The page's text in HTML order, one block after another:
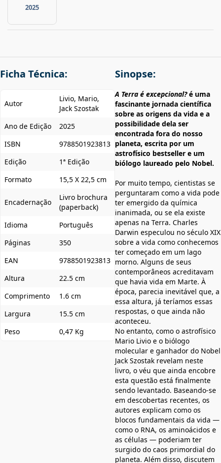
2025
Ficha Técnica:
Autor
Livio, Mario,
Jack Szostak
Ano de Edição
2025
ISBN
9788501923813
Edição
1ª Edição
Formato
15,5 X 22,5 cm
Encadernação
Livro brochura
(paperback)
Idioma
Português
Páginas
350
EAN
9788501923813
Altura
22.5 cm
Comprimento
1.6 cm
Largura
15.5 cm
Peso
0,47 Kg
Sinopse:
A Terra é excepcional?é uma
fascinante jornada científica
sobre as origens da vida e a
possibilidade dela ser
encontrada fora do nosso
planeta, escrita por um
astrofísico bestseller e um
biólogo laureado pelo Nobel.
Por muito tempo, cientistas se
perguntaram como a vida pode
ter emergido da química
inanimada, ou se ela existe
apenas na Terra. Charles
Darwin especulou no século XIX
sobre a vida como conhecemos
ter começado em um lago
morno. Alguns de seus
contemporâneos acreditavam
que havia vida em Marte. À
época, parecia inevitável que, a
essa altura, já teríamos essas
respostas, o que ainda não
aconteceu.
No entanto, como o astrofísico
Mario Livio e o biólogo
molecular e ganhador do Nobel
Jack Szostak revelam neste
livro, o véu que ainda encobre
esta questão está finalmente
sendo levantado. Baseando-se
em descobertas recentes, os
autores explicam como os
blocos fundamentais da vida —
como o RNA, os aminoácidos e
as células — poderiam ter
surgido do caos primordial do
planeta. Além disso, discutem